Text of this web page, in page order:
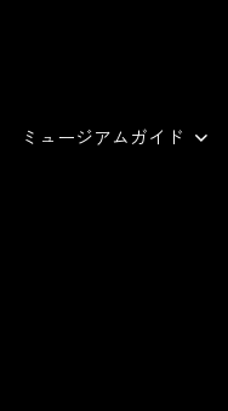
ミュージアムガイド